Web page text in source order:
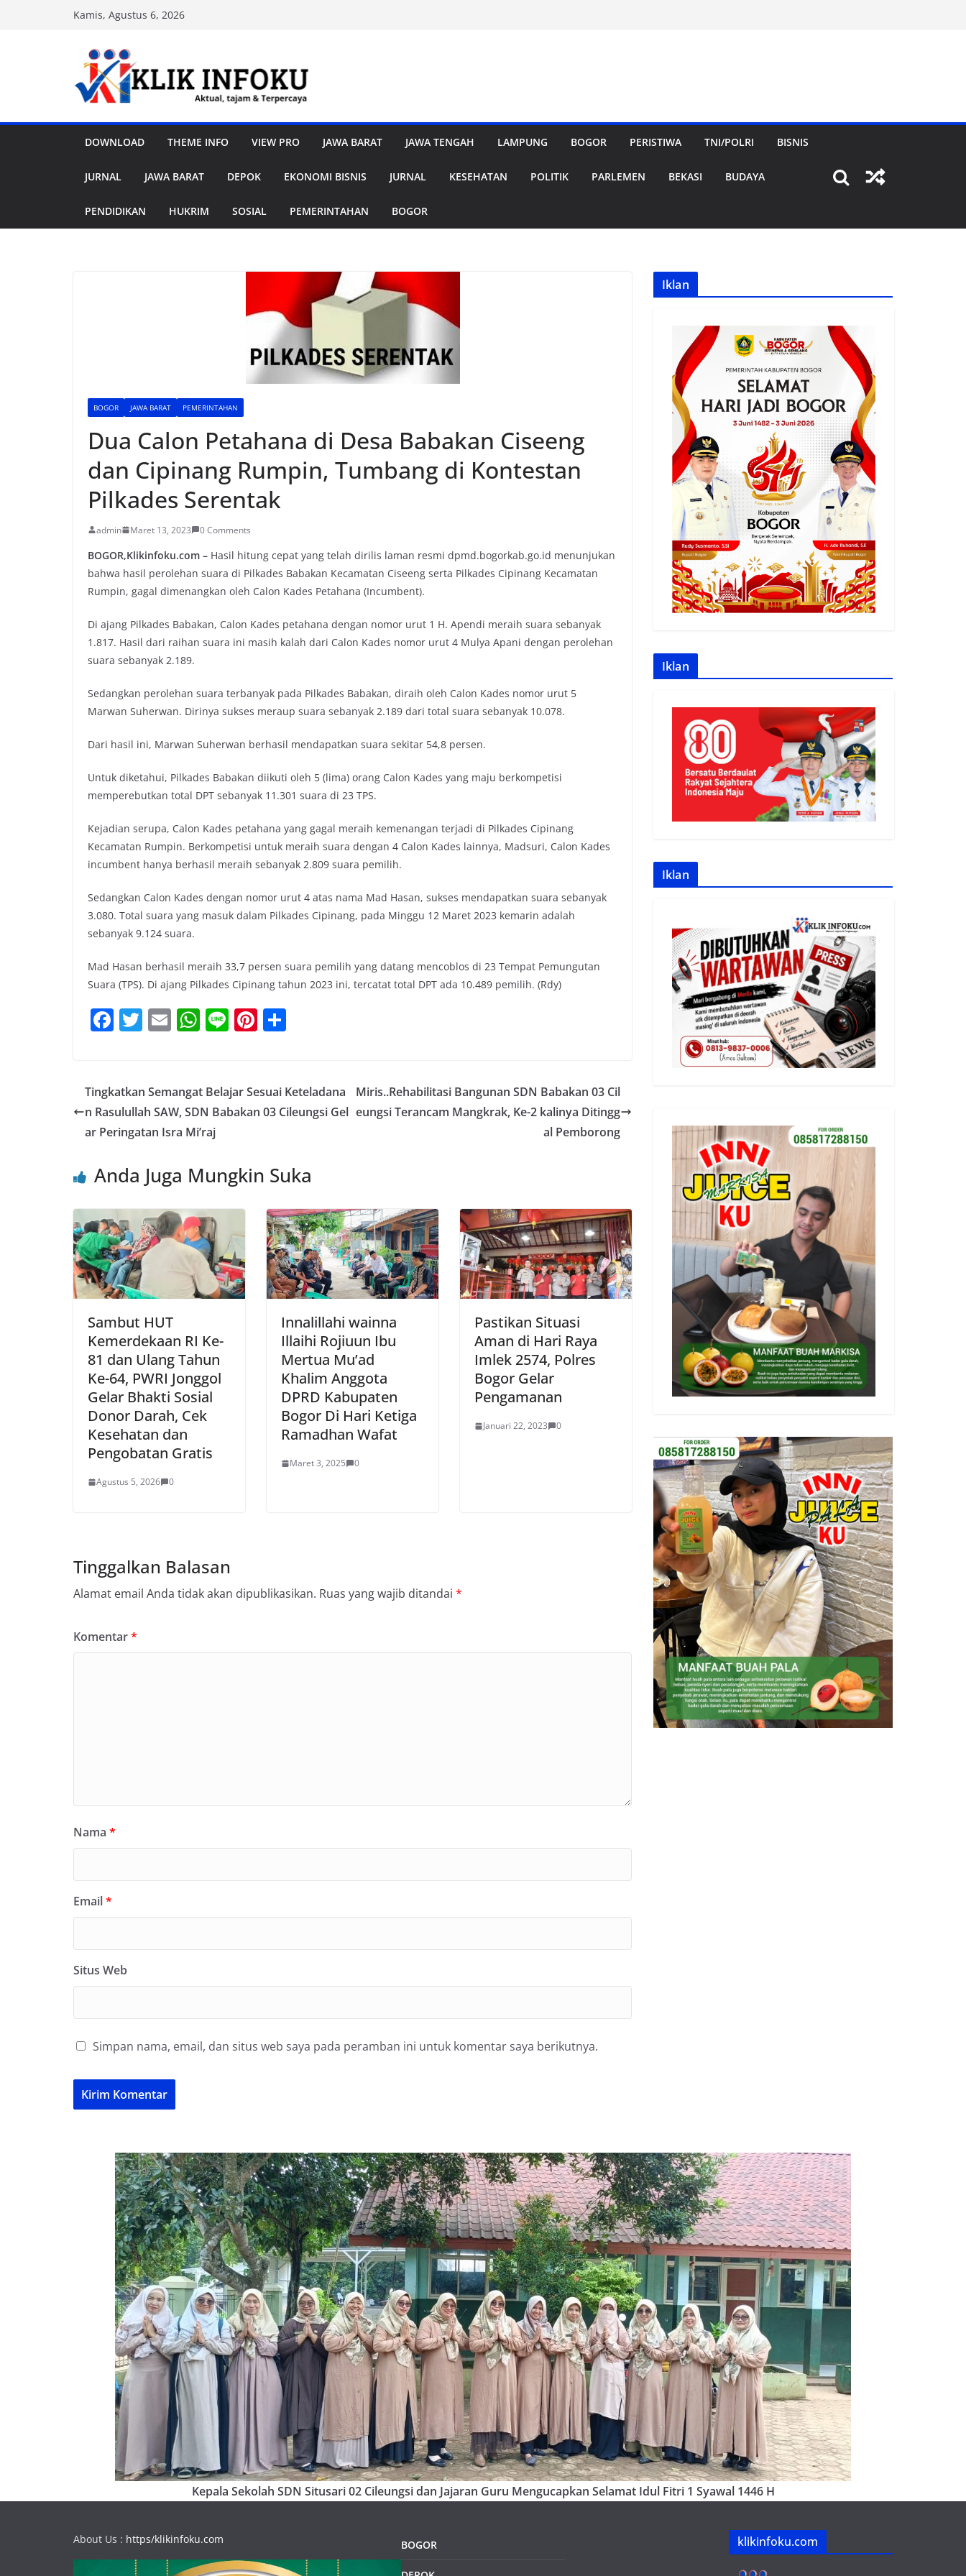
Kamis, Agustus 6, 2026
DOWNLOAD THEME INFO VIEW PRO JAWA BARAT JAWA TENGAH LAMPUNG BOGOR PERISTIWA TNI/POLRI BISNIS
JURNAL JAWA BARAT DEPOK EKONOMI BISNIS JURNAL KESEHATAN POLITIK PARLEMEN BEKASI BUDAYA
PENDIDIKAN HUKRIM SOSIAL PEMERINTAHAN BOGOR
BOGOR JAWA BARAT PEMERINTAHAN
Dua Calon Petahana di Desa Babakan Ciseeng
dan Cipinang Rumpin, Tumbang di Kontestan
Pilkades Serentak
admin Maret 13, 2023 0 Comments
BOGOR,Klikinfoku.com – Hasil hitung cepat yang telah dirilis laman resmi dpmd.bogorkab.go.id menunjukan
bahwa hasil perolehan suara di Pilkades Babakan Kecamatan Ciseeng serta Pilkades Cipinang Kecamatan
Rumpin, gagal dimenangkan oleh Calon Kades Petahana (Incumbent).
Di ajang Pilkades Babakan, Calon Kades petahana dengan nomor urut 1 H. Apendi meraih suara sebanyak
1.817. Hasil dari raihan suara ini masih kalah dari Calon Kades nomor urut 4 Mulya Apani dengan perolehan
suara sebanyak 2.189.
Sedangkan perolehan suara terbanyak pada Pilkades Babakan, diraih oleh Calon Kades nomor urut 5
Marwan Suherwan. Dirinya sukses meraup suara sebanyak 2.189 dari total suara sebanyak 10.078.
Dari hasil ini, Marwan Suherwan berhasil mendapatkan suara sekitar 54,8 persen.
Untuk diketahui, Pilkades Babakan diikuti oleh 5 (lima) orang Calon Kades yang maju berkompetisi
memperebutkan total DPT sebanyak 11.301 suara di 23 TPS.
Kejadian serupa, Calon Kades petahana yang gagal meraih kemenangan terjadi di Pilkades Cipinang
Kecamatan Rumpin. Berkompetisi untuk meraih suara dengan 4 Calon Kades lainnya, Madsuri, Calon Kades
incumbent hanya berhasil meraih sebanyak 2.809 suara pemilih.
Sedangkan Calon Kades dengan nomor urut 4 atas nama Mad Hasan, sukses mendapatkan suara sebanyak
3.080. Total suara yang masuk dalam Pilkades Cipinang, pada Minggu 12 Maret 2023 kemarin adalah
sebanyak 9.124 suara.
Mad Hasan berhasil meraih 33,7 persen suara pemilih yang datang mencoblos di 23 Tempat Pemungutan
Suara (TPS). Di ajang Pilkades Cipinang tahun 2023 ini, tercatat total DPT ada 10.489 pemilih. (Rdy)
F
a
e
b
o
k
T
w
er
E
m
l
W
h
s
A
p
Li
n
Pi
nt
e
st
e
Tingkatkan Semangat Belajar Sesuai Keteladana
n Rasulullah SAW, SDN Babakan 03 Cileungsi Gel
ar Peringatan Isra Mi’raj
Miris..Rehabilitasi Bangunan SDN Babakan 03 Cil
eungsi Terancam Mangkrak, Ke-2 kalinya Ditingg
al Pemborong
Anda Juga Mungkin Suka
Sambut HUT
Kemerdekaan RI Ke-
81 dan Ulang Tahun
Ke-64, PWRI Jonggol
Gelar Bhakti Sosial
Donor Darah, Cek
Kesehatan dan
Pengobatan Gratis
Agustus 5, 2026 0
Innalillahi wainna
Illaihi Rojiuun Ibu
Mertua Mu’ad
Khalim Anggota
DPRD Kabupaten
Bogor Di Hari Ketiga
Ramadhan Wafat
Maret 3, 2025 0
Pastikan Situasi
Aman di Hari Raya
Imlek 2574, Polres
Bogor Gelar
Pengamanan
Januari 22, 2023 0
Tinggalkan Balasan
Alamat email Anda tidak akan dipublikasikan. Ruas yang wajib ditandai *
Komentar*
Nama *
Email*
Situs Web
Simpan nama, email, dan situs web saya pada peramban ini untuk komentar saya berikutnya.
Iklan
Iklan
Iklan
Kepala Sekolah SDN Situsari 02 Cileungsi dan Jajaran Guru Mengucapkan Selamat Idul Fitri 1 Syawal 1446 H
About Us : https/klikinfoku.com BOGOR klikinfoku.com